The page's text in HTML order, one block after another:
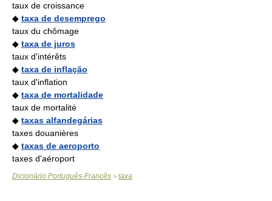
taux de croissance
◆ taxa de desemprego
taux du chômage
◆ taxa de juros
taux d'intérêts
◆ taxa de inflação
taux d'inflation
◆ taxa de mortalidade
taux de mortalité
◆ taxas alfandegárias
taxes douanières
◆ taxas de aeroporto
taxes d'aéroport
Dicionário Português-Francês > taxa